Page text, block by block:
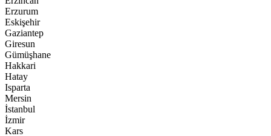
Erzurum
Eskişehir
Gaziantep
Giresun
Gümüşhane
Hakkari
Hatay
Isparta
Mersin
İstanbul
İzmir
Kars